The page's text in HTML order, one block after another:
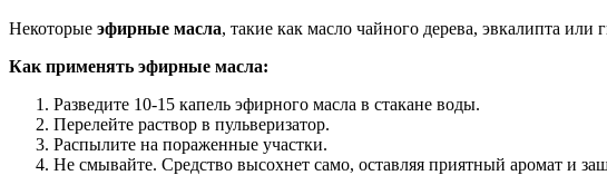
Некоторые эфирные масла, такие как масло чайного дерева, эвкалипта
Как применять эфирные масла:
Разведите 10-15 капель эфирного масла в стакане воды.
Перелейте раствор в пульверизатор.
Распылите на пораженные участки.
Не смывайте. Средство высохнет само, оставляя приятный аромат и